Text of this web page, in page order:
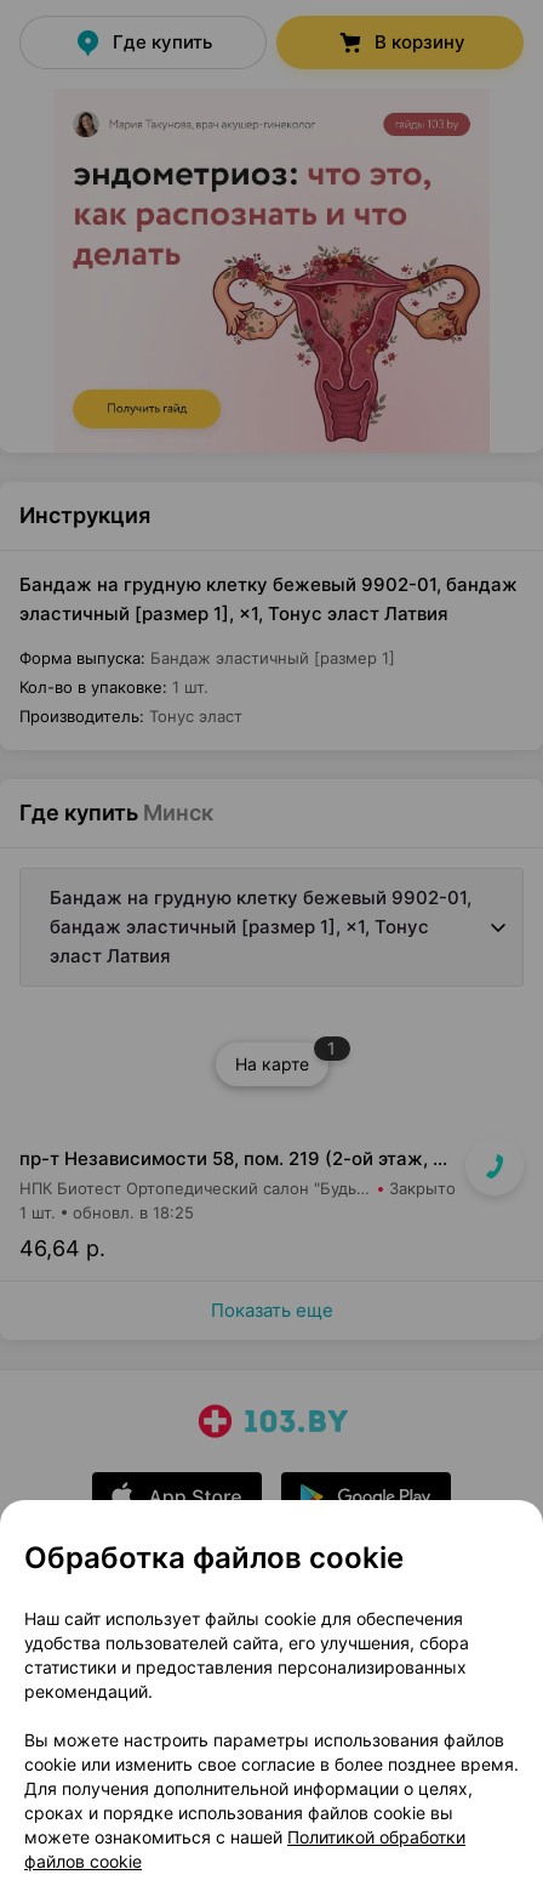
Где купить В корзину
Инструкция
Бандаж на грудную клетку бежевый 9902-01, бандаж
эластичный [размер 1], ×1, Тонус эласт Латвия
Форма выпуска: Бандаж эластичный [размер 1]
Кол-во в упаковке: 1 шт.
Производитель: Тонус эласт
Где купить Минск
Бандаж на грудную клетку бежевый 9902-01,
бандаж эластичный [размер 1], ×1, Тонус
эласт Латвия
На карте
1
пр-т Независимости 58, пом. 219 (2-ой этаж, ТЦ Московско-Венский)
НПК Биотест Ортопедический салон "Будь в тонусе" Закрыто
46,64 р.
1 шт. обновл. в 18:25
Показать еще
О проекте
Новости проекта
Размещение рекламы
Медицинский маркетинг
Публичный договор
Доставка
Способы оплаты
Вакансии
Партнеры
Написать руководителю 103.by
Написать в поддержку
Персональные настройки Cookie
Обработка файлов cookie
Наш сайт использует файлы cookie для обеспечения
удобства пользователей сайта, его улучшения, сбора
статистики и предоставления персонализированных
рекомендаций.
Вы можете настроить параметры использования файлов
cookie или изменить свое согласие в более позднее время.
Для получения дополнительной информации о целях,
сроках и порядке использования файлов cookie вы
можете ознакомиться с нашей Политикой обработки
файлов cookie